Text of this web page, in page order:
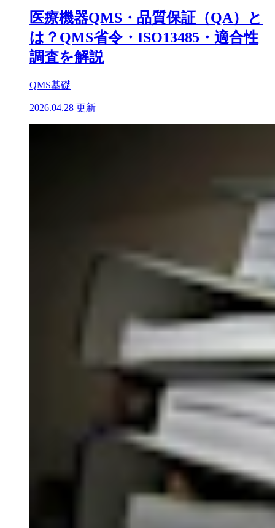
医療機器QMS・品質保証（QA）と
は？QMS省令・ISO13485・適合性
調査を解説
QMS基礎
2026.04.28 更新